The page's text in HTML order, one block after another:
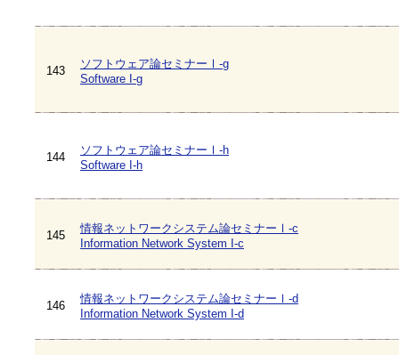
143
ソフトウェア論セミナーⅠ-g
Software I-g
144
ソフトウェア論セミナーⅠ-h
Software I-h
145
情報ネットワークシステム論セミナーⅠ-c
Information Network System I-c
146
情報ネットワークシステム論セミナーⅠ-d
Information Network System I-d